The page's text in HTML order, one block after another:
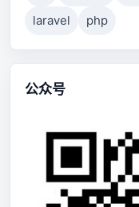
laravel
php
公众号